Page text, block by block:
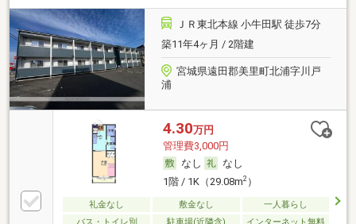
ＪＲ東北本線 小牛田駅 徒歩7分
築11年4ヶ月 / 2階建
宮城県遠田郡美里町北浦字川戸
浦
4.30万円
管理費3,000円
なし
なし
1階 / 1K（29.08m2）
礼金なし 敷金なし
一人暮らし
バス・トイレ別
駐車場(近隣含) インターネット無料